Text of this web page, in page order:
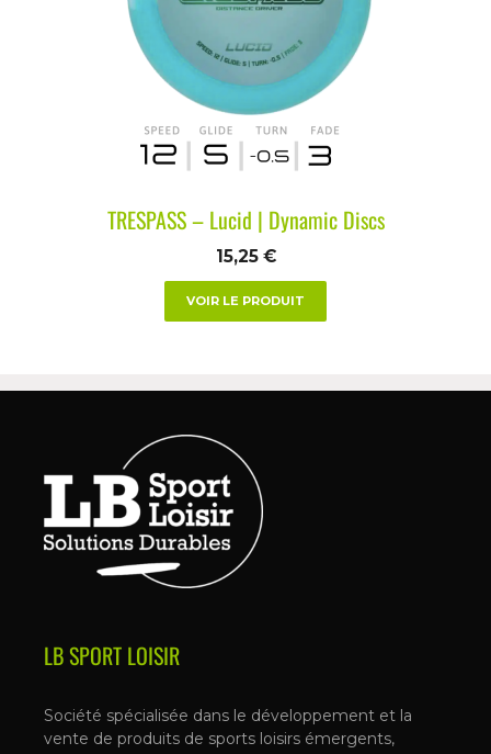
TRESPASS – Lucid | Dynamic Discs
15,25 €
VOIR LE PRODUIT
LB SPORT LOISIR
Société spécialisée dans le développement et la
vente de produits de sports loisirs émergents,